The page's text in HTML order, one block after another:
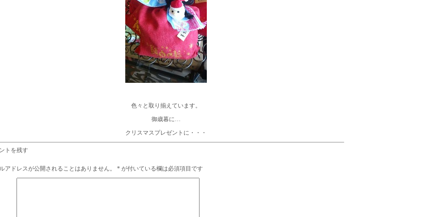
色々と取り揃えています。
御歳暮に…
クリスマスプレゼントに・・・
トを残す
アドレスが公開されることはありません。 * が付いている欄は必須項目です